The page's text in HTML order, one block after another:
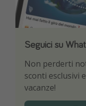
Seguici su
Non perderti
sconti esclusivi
vacanze!
Scarica la
Sii il primo a
viaggio